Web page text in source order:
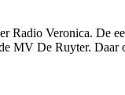
Radio Veronica. De
MV De Ruyter. Daar